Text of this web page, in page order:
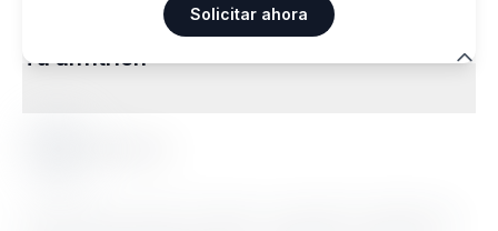
Solicitar ahora
Tu anfitrión